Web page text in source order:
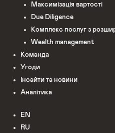
Максимізація вартості
Due Diligence
Комплекс послуг з
Wealth management
Команда
Угоди
Інсайти та новини
Аналітика
EN
RU